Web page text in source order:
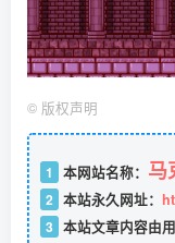
© 版权声明
1 本网站名称： 马
2 本站永久网址：
3 本站文章内容由